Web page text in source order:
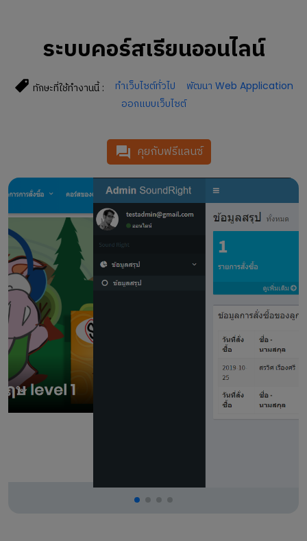
ระบบคอร์สเรียนออนไลน์
ทักษะที่ใช้ทำงานนี้ : ทำเว็บไซต์ทั่วไป
พัฒนา Web Application
ออกแบบเว็บไซต์
คุยกับฟรีแลนซ์